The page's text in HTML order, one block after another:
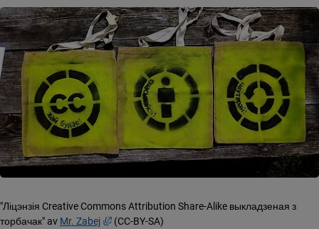
"Ліцэнзія Creative Commons Attribution Share-Alike выкладзеная з
торбачак" av Mr. Zabej Länk till annan webbplats, öppnas i nytt
(CC-BY-SA)